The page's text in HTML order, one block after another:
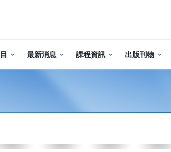
最新消息 課程資訊 出版刊物